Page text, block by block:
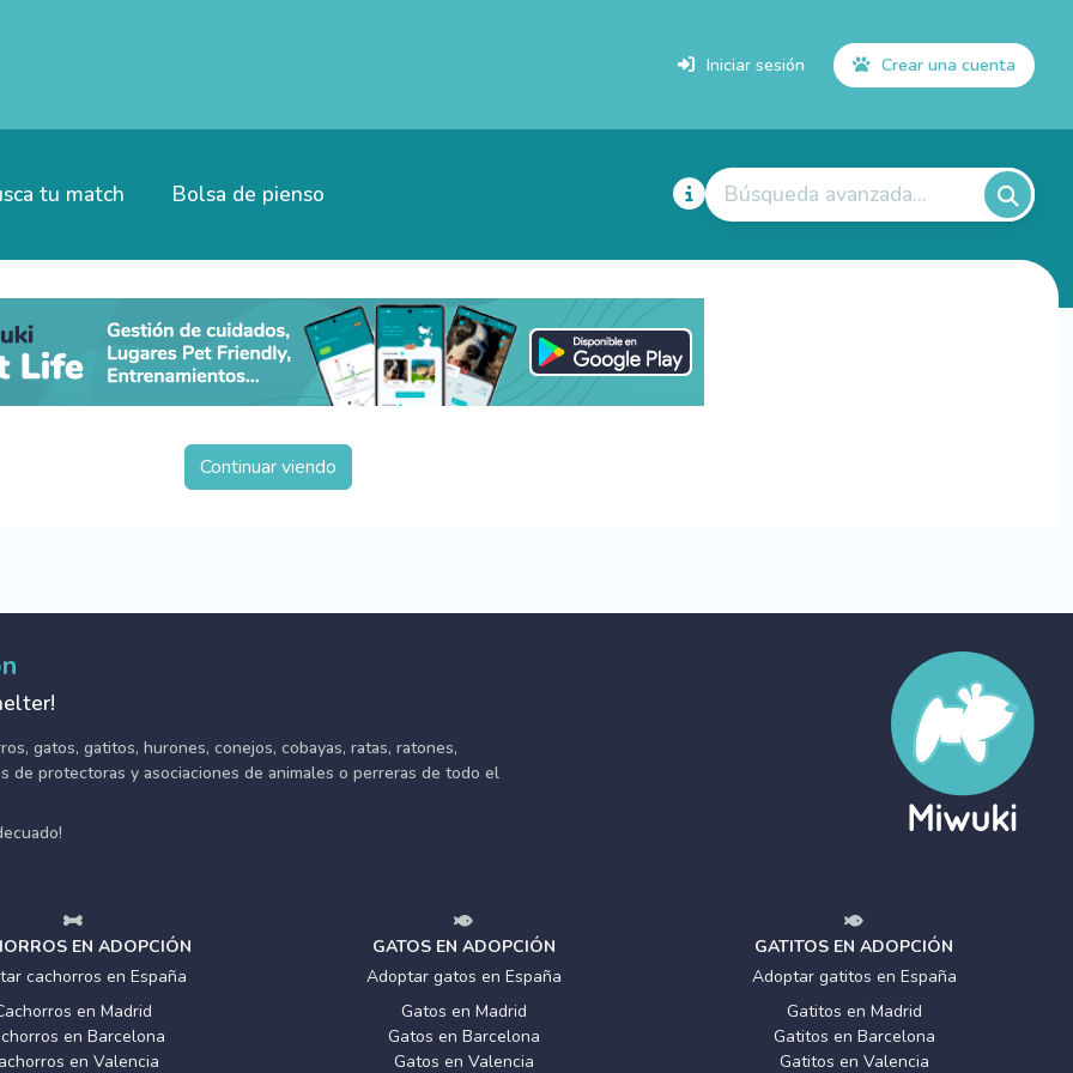
Iniciar sesión Crear una cuenta
tu match Bolsa de pienso Búsqueda avanzada...
Continuar viendo
gatos, gatitos, hurones, conejos, cobayas, ratas, ratones,
de protectoras y asociaciones de animales o perreras de todo el
EN ADOPCIÓN
cachorros en España
en Madrid
en Barcelona
en Valencia
GATOS EN ADOPCIÓN
Adoptar gatos en España
Gatos en Madrid
Gatos en Barcelona
Gatos en Valencia
GATITOS EN ADOPCIÓN
Adoptar gatitos en España
Gatitos en Madrid
Gatitos en Barcelona
Gatitos en Valencia